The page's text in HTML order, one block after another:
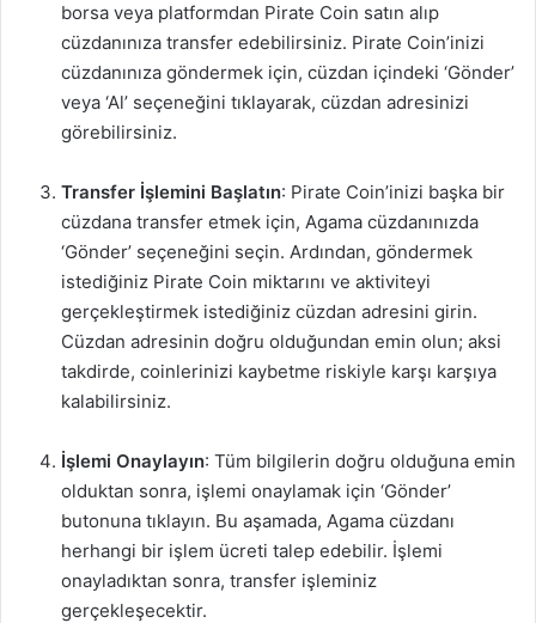
borsa veya platformdan Pirate Coin satın alıp
cüzdanınıza transfer edebilirsiniz. Pirate Coin’inizi
cüzdanınıza göndermek için, cüzdan içindeki ‘Gönder’
veya ‘Al’ seçeneğini tıklayarak, cüzdan adresinizi
görebilirsiniz.
Transfer İşlemini Başlatın: Pirate Coin’inizi başka bir
cüzdana transfer etmek için, Agama cüzdanınızda
‘Gönder’ seçeneğini seçin. Ardından, göndermek
istediğiniz Pirate Coin miktarını ve aktiviteyi
gerçekleştirmek istediğiniz cüzdan adresini girin.
Cüzdan adresinin doğru olduğundan emin olun; aksi
takdirde, coinlerinizi kaybetme riskiyle karşı karşıya
kalabilirsiniz.
İşlemi Onaylayın: Tüm bilgilerin doğru olduğuna emin
olduktan sonra, işlemi onaylamak için ‘Gönder’
butonuna tıklayın. Bu aşamada, Agama cüzdanı
herhangi bir işlem ücreti talep edebilir. İşlemi
onayladıktan sonra, transfer işleminiz
gerçekleşecektir.